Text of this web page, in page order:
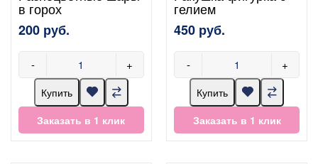
в горох
200 руб.
- +
Купить
Заказать в 1 клик
гелием
450 руб.
- +
Купить
Заказать в 1 клик